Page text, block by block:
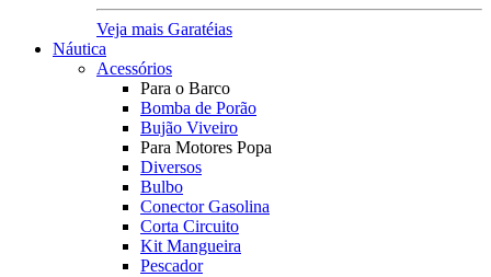
Veja mais Garatéias
Náutica
Acessórios
Para o Barco
Bomba de Porão
Bujão Viveiro
Para Motores Popa
Diversos
Bulbo
Conector Gasolina
Corta Circuito
Kit Mangueira
Pescador